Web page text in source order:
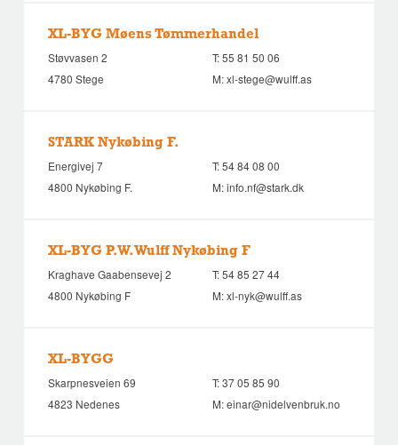
XL-BYG Møens Tømmerhandel
Støvvasen 2
4780 Stege
T:55 81 50 06
M:xl-stege@wulff.as
STARK Nykøbing F.
Energivej 7
4800 Nykøbing F.
T:54 84 08 00
M:info.nf@stark.dk
XL-BYG P.W. Wulff Nykøbing F
Kraghave Gaabensevej 2
4800 Nykøbing F
T:54 85 27 44
M:xl-nyk@wulff.as
XL-BYGG
Skarpnesveien 69
4823 Nedenes
T:37 05 85 90
M:einar@nidelvenbruk.no